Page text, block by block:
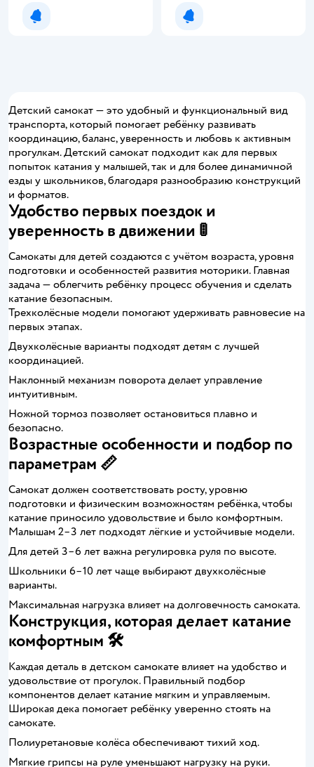
Уведомить о появлении Уведомить о появлении
Детский самокат — это удобный и функциональный вид
транспорта, который помогает ребёнку развивать
координацию, баланс, уверенность и любовь к активным
прогулкам. Детский самокат подходит как для первых
попыток катания у малышей, так и для более динамичной
езды у школьников, благодаря разнообразию конструкций
и форматов.
Удобство первых поездок и
уверенность в движении 🚦
Самокаты для детей создаются с учётом возраста, уровня
подготовки и особенностей развития моторики. Главная
задача — облегчить ребёнку процесс обучения и сделать
катание безопасным.
Трехколёсные модели помогают удерживать равновесие на
первых этапах.
Двухколёсные варианты подходят детям с лучшей
координацией.
Наклонный механизм поворота делает управление
интуитивным.
Ножной тормоз позволяет остановиться плавно и
безопасно.
Возрастные особенности и подбор по
параметрам 📏
Самокат должен соответствовать росту, уровню
подготовки и физическим возможностям ребёнка, чтобы
катание приносило удовольствие и было комфортным.
Малышам 2–3 лет подходят лёгкие и устойчивые модели.
Для детей 3–6 лет важна регулировка руля по высоте.
Школьники 6–10 лет чаще выбирают двухколёсные
варианты.
Максимальная нагрузка влияет на долговечность самоката.
Конструкция, которая делает катание
комфортным 🛠️
Каждая деталь в детском самокате влияет на удобство и
удовольствие от прогулок. Правильный подбор
компонентов делает катание мягким и управляемым.
Широкая дека помогает ребёнку уверенно стоять на
самокате.
Полиуретановые колёса обеспечивают тихий ход.
Мягкие грипсы на руле уменьшают нагрузку на руки.